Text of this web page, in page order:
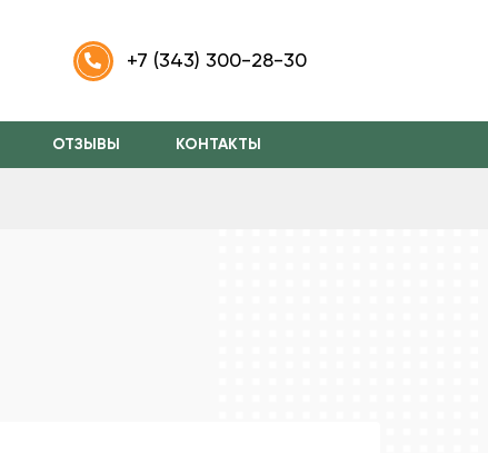
+7 (343) 300-28-30
ОТЗЫВЫ КОНТАКТЫ